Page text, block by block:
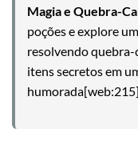
Magia e Quebra-
poções e explore
resolvendo quebra-
itens secretos em